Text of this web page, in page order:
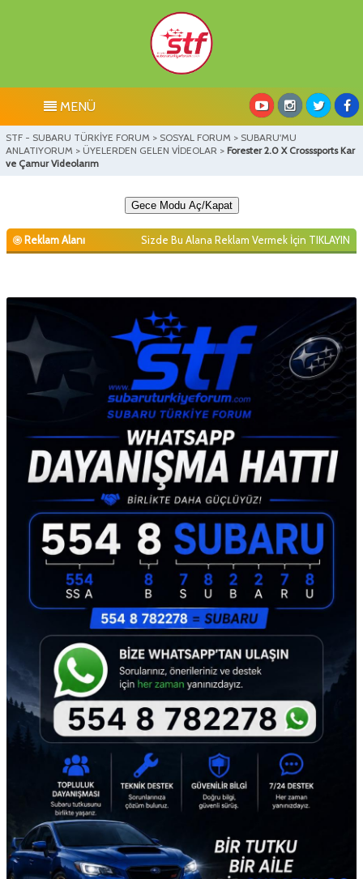
MENÜ
STF - SUBARU TÜRKİYE FORUM > SOSYAL FORUM > SUBARU'MU
ANLATIYORUM > ÜYELERDEN GELEN VİDEOLAR > Forester 2.0 X Crosssports Kar
ve Çamur Videolarım
Gece Modu Aç/Kapat
Reklam Alanı Sizde Bu Alana Reklam Vermek İçin TIKLAYIN